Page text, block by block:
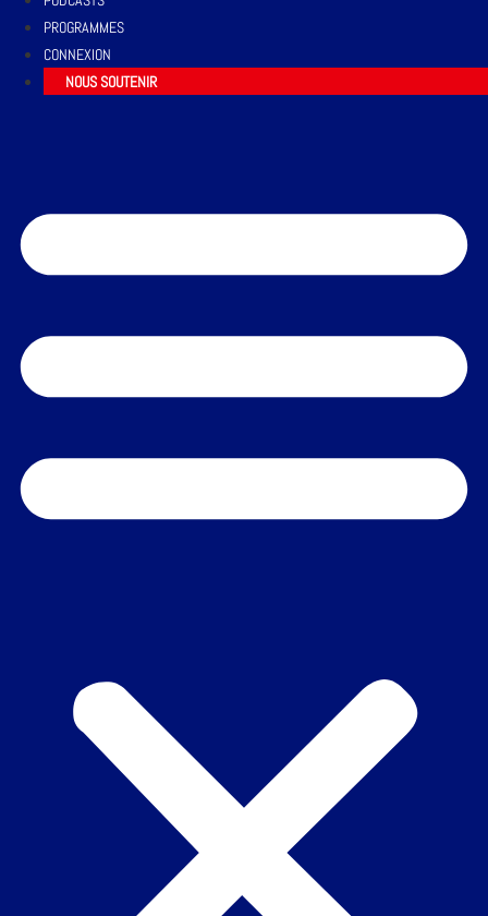
PROGRAMMES
CONNEXION
NOUS SOUTENIR